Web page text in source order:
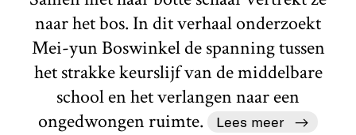
naar het bos. In dit verhaal onderzoekt
Mei-yun Boswinkel de spanning tussen
het strakke keurslijf van de middelbare
school en het verlangen naar een
ongedwongen ruimte.
Lees meer